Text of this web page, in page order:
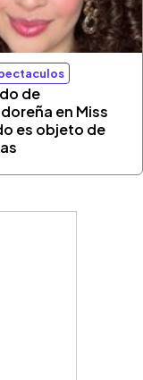
de
en Miss
es objeto de